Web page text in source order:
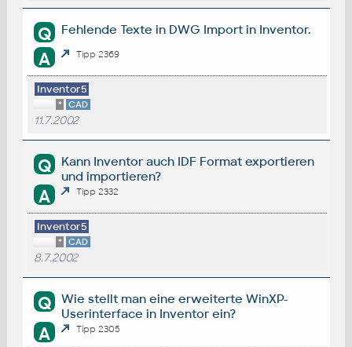
Q Fehlende Texte in DWG Import in Inventor.
A Tipp 2369
Inventor5
* CAD
11.7.2002
Q
Kann Inventor auch IDF Format exportieren
und importieren?
A Tipp 2332
Inventor5
* CAD
8.7.2002
Q
Wie stellt man eine erweiterte WinXP-
Userinterface in Inventor ein?
A Tipp 2305